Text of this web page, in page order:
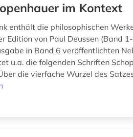
im Kontext
enthält die philosophischen
Edition von Paul Deussen (Band
in Band 6 veröffentlichten
u.a. die folgenden Schriften
die vierfache Wurzel des